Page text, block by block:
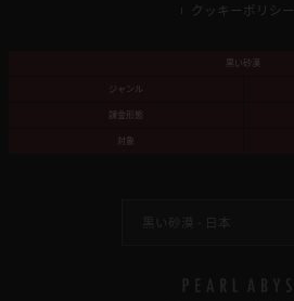
クッキーポリシー
黒い砂漠
ジャンル
課金形態
対象
黒い砂漠 - 日本